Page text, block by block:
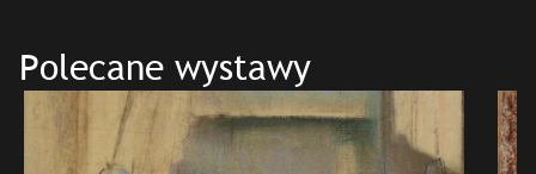
Polecane wystawy